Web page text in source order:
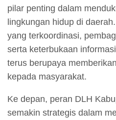
pilar penting dalam
lingkungan hidup di
yang terkoordinasi,
serta keterbukaan
terus berupaya
kepada masyarakat.
Ke depan, peran DLH
semakin strategis dalam